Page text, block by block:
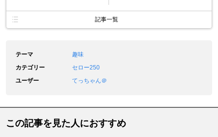
記事一覧
テーマ
趣味
カテゴリー
セロー250
ユーザー
てっちゃん＠
この記事を見た人におすすめ